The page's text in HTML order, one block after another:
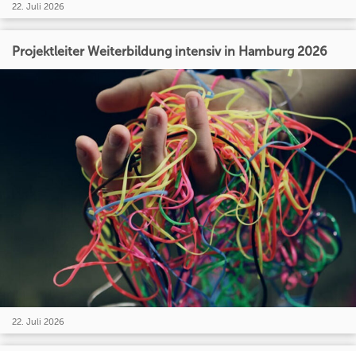
22. Juli 2026
Projektleiter Weiterbildung intensiv in Hamburg 2026
22. Juli 2026